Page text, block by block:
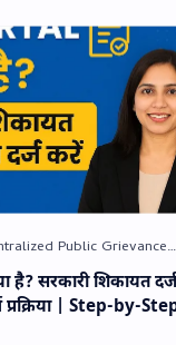
है? सरकारी शिकायत दर्ज
| Step-by-